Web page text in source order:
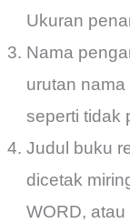
Ukuran
Nama
urutan
seperti tidak
Judul buku
dicetak
WORD,